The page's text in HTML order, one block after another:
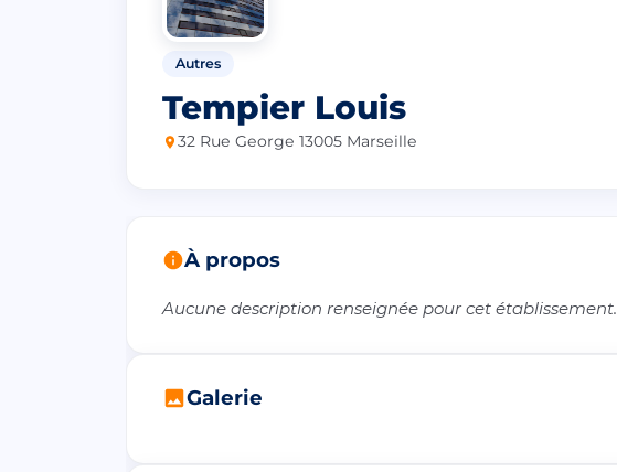
Autres
Tempier Louis
32 Rue George 13005 Marseille
À propos
Aucune description renseignée pour cet établissement.
Galerie